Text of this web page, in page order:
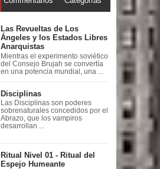
Las Revueltas de Los
Ángeles y los Estados Libres
Anarquistas
Mientras el experimento soviético
del Consejo Brujah se convertía
en una potencia mundial, una ...
Disciplinas
Las Disciplinas son poderes
sobrenaturales concedidos por el
Abrazo, que los vampiros
desarrollan ...
Ritual Nivel 01 - Ritual del
Espejo Humeante